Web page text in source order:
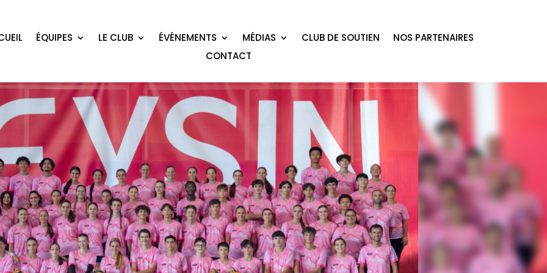
ÉQUIPES LE CLUB ÉVÉNEMENTS MÉDIAS CLUB DE SOUTIEN
NOS PARTENAIRES
CONTACT